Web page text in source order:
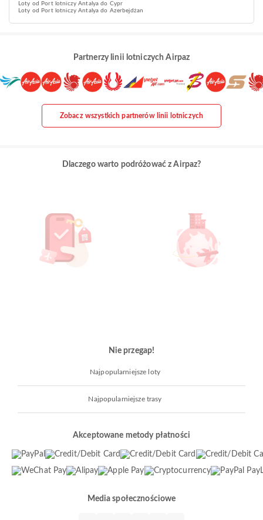
Loty od Port lotniczy Antalya do Cypr
Loty od Port lotniczy Antalya do Azerbejdżan
Partnerzy linii lotniczych Airpaz
Zobacz wszystkich partnerów linii lotniczych
Dlaczego warto podróżować z Airpaz?
Nie przegap!
Najpopularniejsze loty
Najpopularniejsze trasy
Akceptowane metody płatności
Media społecznościowe